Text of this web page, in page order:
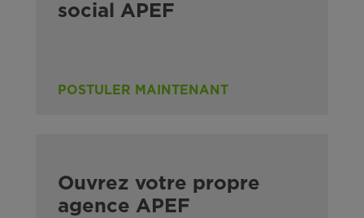
social APEF
POSTULER MAINTENANT
Ouvrez votre propre
agence APEF